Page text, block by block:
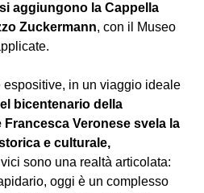
si aggiungono la Cappella
Zuckermann, con il Museo
in un viaggio ideale
bicentenario della
Veronese svela la
e culturale,
sono una realtà articolata:
oggi è un complesso